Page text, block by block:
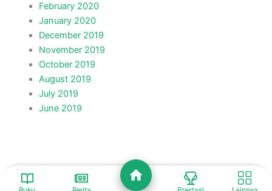
February 2020
January 2020
December 2019
November 2019
October 2019
August 2019
July 2019
June 2019